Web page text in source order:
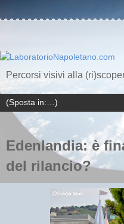
Percorsi visivi alla
Edenlandia: è
del rilancio?